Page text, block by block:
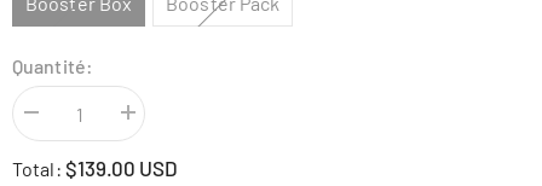
Quantité:
Diminuer
la
quantité
pour
Augmenter
pour
Total: $139.00 USD